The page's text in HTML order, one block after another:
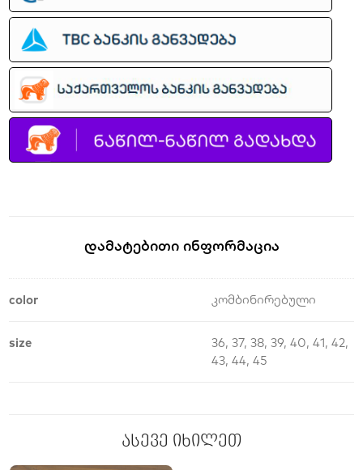
Mocha
quantity
Დამატებითი Ინფორმაცია
color კომბინირებული
size
36, 37, 38, 39, 40, 41, 42,
43, 44, 45
ასევე იხილეთ